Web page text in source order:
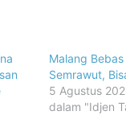
Malang
Semrawut,
5 Agustus
dalam "Idjen